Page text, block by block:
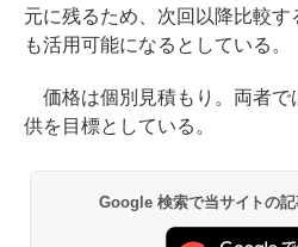
元に残るため、次回以降比較
も活用可能になるとしている。
価格は個別見積もり。両者で
供を目標としている。
Google 検索で当サイトの